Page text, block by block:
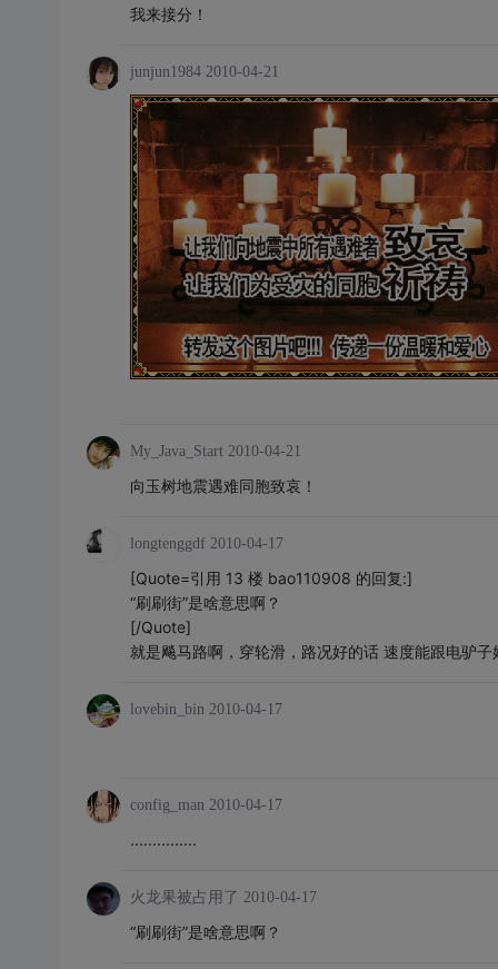
我来接分！
junjun1984 2010-04-21
My_Java_Start 2010-04-21
向玉树地震遇难同胞致哀！
longtenggdf 2010-04-17
[Quote=引用 13 楼 bao110908 的回复:]
“刷刷街”是啥意思啊？
[/Quote]
就是飚马路啊，穿轮滑，路况好的话 速度能跟电驴子
lovebin_bin 2010-04-17
config_man 2010-04-17
...............
火龙果被占用了 2010-04-17
“刷刷街”是啥意思啊？